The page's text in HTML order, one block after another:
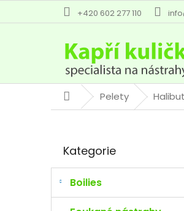
+420 602 277 110
DomůPelety
r
n
kategorie
Kategorie
Boilies